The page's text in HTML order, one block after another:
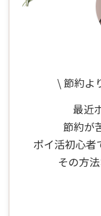
\ 節約よ
最近
節約が
ポイ活初心者
その方